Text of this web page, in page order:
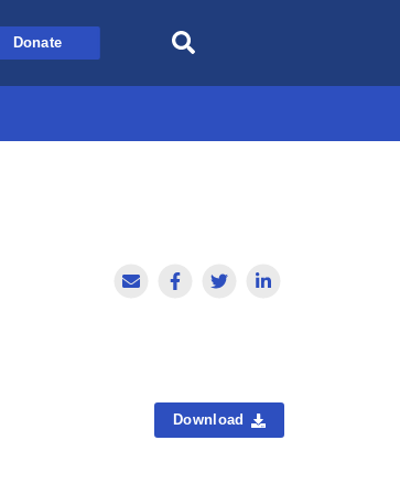
Donate
Download